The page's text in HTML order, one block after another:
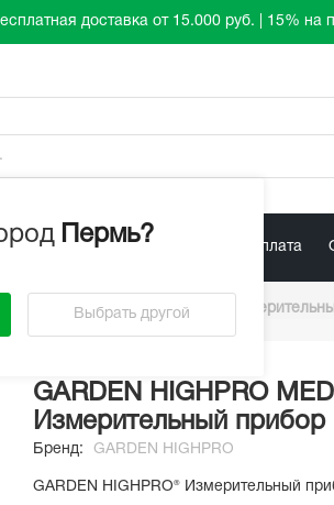
доставка от 15.000 руб. | 15% на
Пермь?
Выбрать другой
лист Акции Доставка / Оплата
/GARDEN HIGHPRO®
GARDEN HIGHPRO
Измерительный прибор
Бренд: GARDEN HIGHPRO
GARDEN HIGHPRO® Измерительный